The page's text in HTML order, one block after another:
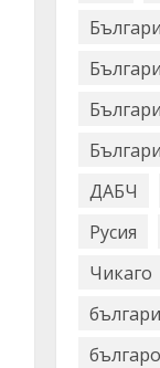
ДАБЧ
Русия
Чикаго